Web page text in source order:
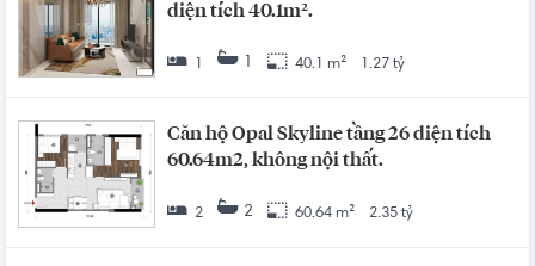
diện tích 40.1m².
1 40.1 m² 1.27 tỷ
Căn hộ Opal Skyline tầng 26 diện tích
60.64m2, không nội thất.
2 2 60.64 m² 2.35 tỷ